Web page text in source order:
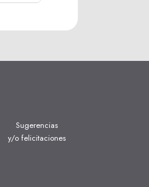
Sugerencias
y/o felicitaciones